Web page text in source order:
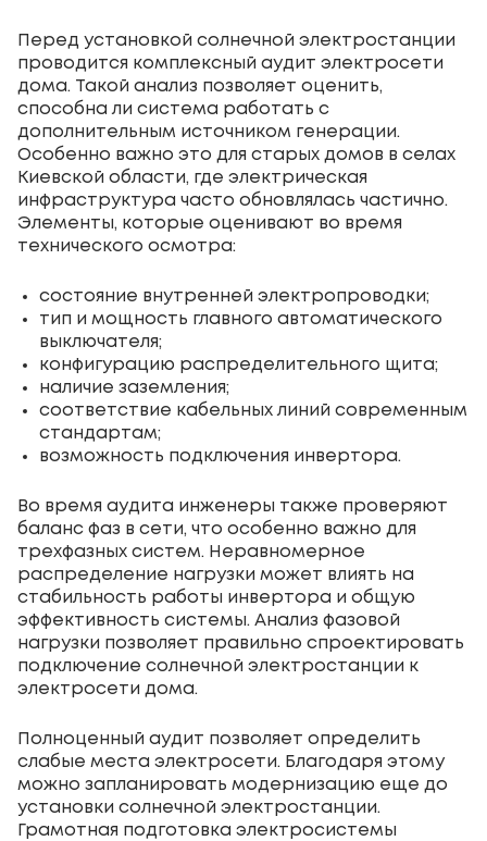
Перед установкой солнечной электростанции
проводится комплексный аудит электросети
дома. Такой анализ позволяет оценить,
способна ли система работать с
дополнительным источником генерации.
Особенно важно это для старых домов в селах
Киевской области, где электрическая
инфраструктура часто обновлялась частично.
Элементы, которые оценивают во время
технического осмотра:
состояние внутренней электропроводки;
тип и мощность главного автоматического
выключателя;
конфигурацию распределительного щита;
наличие заземления;
соответствие кабельных линий современным
стандартам;
возможность подключения инвертора.
Во время аудита инженеры также проверяют
баланс фаз в сети, что особенно важно для
трехфазных систем. Неравномерное
распределение нагрузки может влиять на
стабильность работы инвертора и общую
эффективность системы. Анализ фазовой
нагрузки позволяет правильно спроектировать
подключение солнечной электростанции к
электросети дома.
Полноценный аудит позволяет определить
слабые места электросети. Благодаря этому
можно запланировать модернизацию еще до
установки солнечной электростанции.
Грамотная подготовка электросистемы